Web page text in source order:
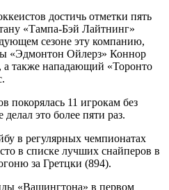
достичь отметки пять
«Тампа-Бэй Лайтнинг»
сезоне эту компанию,
«Эдмонтон Ойлерз» Коннор
также нападающий «Торонто
покорялась 11 игрокам без
это более пяти раз.
в регулярных чемпионатах
в списке лучших снайперов в
за Гретцки (894).
«Вашингтона» в первом